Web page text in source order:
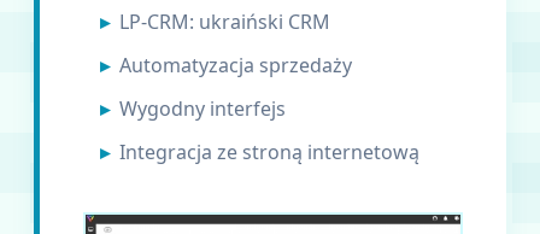
LP-CRM: ukraiński CRM
Automatyzacja sprzedaży
Wygodny interfejs
Integracja ze stroną internetową